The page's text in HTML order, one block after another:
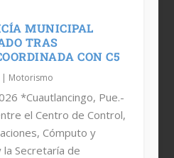
UNA DÉCADA
NOHEMI TORRES
LISTA PARA
MUNICIPAL
TRAS
CON C5
Motorismo
*Cuautlancingo, Pue.-
el Centro de Control,
Cómputo y
la Secretaría de